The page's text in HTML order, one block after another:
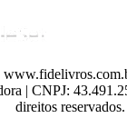
| CNPJ:
direitos reservados.